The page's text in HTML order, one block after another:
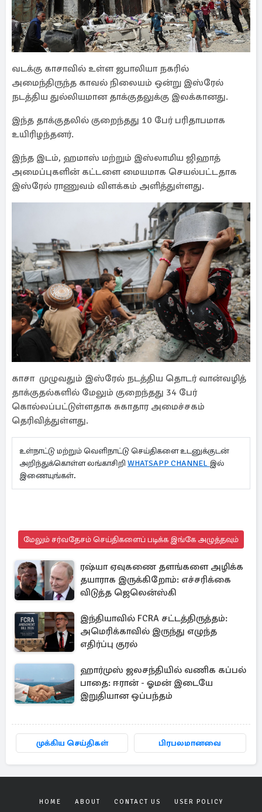
வடக்கு காசாவில் உள்ள ஜபாலியா நகரில்
அமைந்திருந்த காவல் நிலையம் ஒன்று இஸ்ரேல்
நடத்திய துல்லியமான தாக்குதலுக்கு இலக்கானது.
இந்த தாக்குதலில் குறைந்தது 10 பேர் பரிதாபமாக
உயிரிழந்தனர்.
இந்த இடம், ஹமாஸ் மற்றும் இஸ்லாமிய ஜிஹாத்
அமைப்புகளின் கட்டளை மையமாக செயல்பட்டதாக
இஸ்ரேல் ராணுவம் விளக்கம் அளித்துள்ளது.
காசா முழுவதும் இஸ்ரேல் நடத்திய தொடர் வான்வழித்
தாக்குதல்களில் மேலும் குறைந்தது 34 பேர்
கொல்லப்பட்டுள்ளதாக சுகாதார அமைச்சகம்
தெரிவித்துள்ளது.
உள்நாட்டு மற்றும் வெளிநாட்டு செய்திகளை உடனுக்குடன்
அறிந்துக்கொள்ள லங்காசிறி WHATSAPP CHANNEL இல்
இணையுங்கள்.
மேலும் சர்வதேசம் செய்திகளைப் படிக்க இங்கே அழுத்தவும்
ரஷ்யா ஏவுகணை தளங்களை அழிக்க
தயாராக இருக்கிறோம்: எச்சரிக்கை
விடுத்த ஜெலென்ஸ்கி
இந்தியாவில் FCRA சட்டத்திருத்தம்:
அமெரிக்காவில் இருந்து எழுந்த
எதிர்ப்பு குரல்
ஹார்முஸ் ஜலசந்தியில் வணிக கப்பல்
பாதை: ஈரான் - ஓமன் இடையே
இறுதியான ஒப்பந்தம்
முக்கிய செய்திகள் பிரபலமானவை
HOME ABOUT CONTACT US USER POLICY